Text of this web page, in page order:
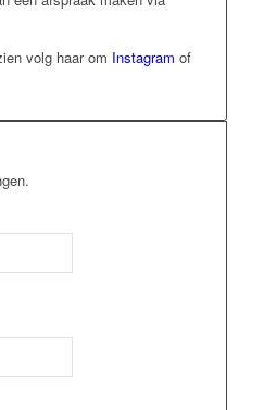
volg haar om Instagram of